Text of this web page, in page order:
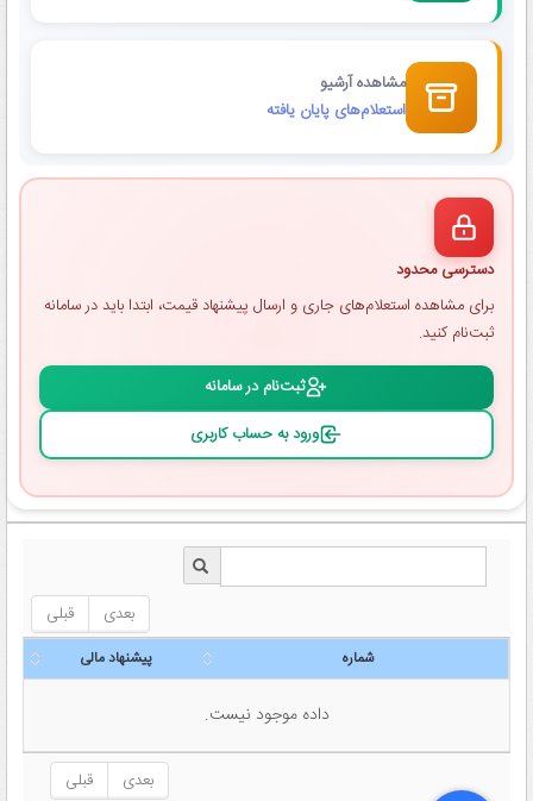
مشاهده آرشیو
استعلام‌های پایان یافته
دسترسی محدود
برای مشاهده استعلام‌های جاری و ارسال پیشنهاد قیمت، ابتدا باید در سامانه
ثبت‌نام کنید.
ثبت‌نام در سامانه
ورود به حساب کاربری
قبلی بعدی
شماره پیشنهاد مالی
داده موجود نیست.
قبلی بعدی